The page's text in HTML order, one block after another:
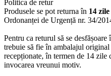
Politica de retur
Produsele se pot returna în 14
Ordonanței de Urgență nr. 34/
Pentru ca returul să se
trebuie să fie în ambalajul
recepționate, în termen de 14 zile
invocarea vreunui motiv.